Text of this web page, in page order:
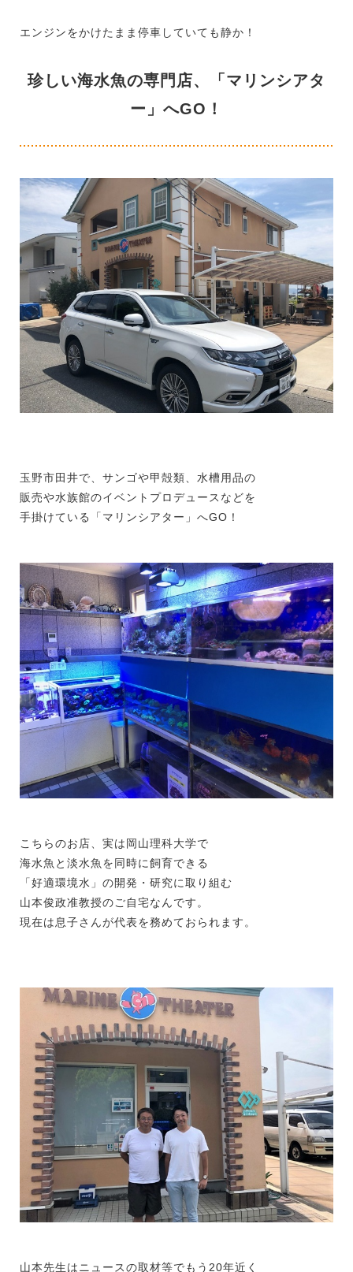
エンジンをかけたまま停車していても静か！
珍しい海水魚の専門店、「マリンシアタ
ー」へGO！
玉野市田井で、サンゴや甲殻類、水槽用品の
販売や水族館のイベントプロデュースなどを
手掛けている「マリンシアター」へGO！
こちらのお店、実は岡山理科大学で
海水魚と淡水魚を同時に飼育できる
「好適環境水」の開発・研究に取り組む
山本俊政准教授のご自宅なんです。
現在は息子さんが代表を務めておられます。
山本先生はニュースの取材等でもう20年近く